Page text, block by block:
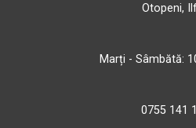
Otopeni,
Marți - Sâmbătă:
0755 141